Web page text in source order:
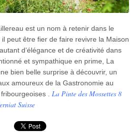
est un nom à retenir dans le
peut être fier de faire revivre la Maison
d’élégance et de créativité dans
et sympathique en prime, La
bien belle surprise à découvrir, un
amoureux de la Gastronomie au
. La Pinte des Mossettes 8
Suisse